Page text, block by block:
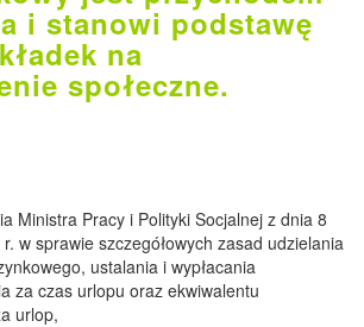
i stanowi podstawę
na
społeczne.
Ministra Pracy i Polityki Socjalnej z dnia 8
w sprawie szczegółowych zasad udzielania
ustalania i wypłacania
za czas urlopu oraz ekwiwalentu
urlop,